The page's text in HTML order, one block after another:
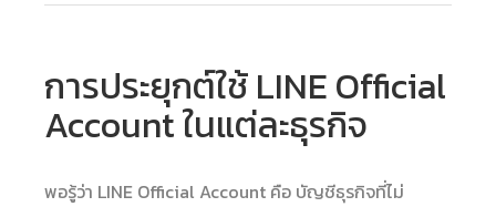
การประยุกต์ใช้ LINE Official
Account ในแต่ละธุรกิจ
พอรู้ว่า LINE Official Account คือ บัญชีธุรกิจที่ไม่